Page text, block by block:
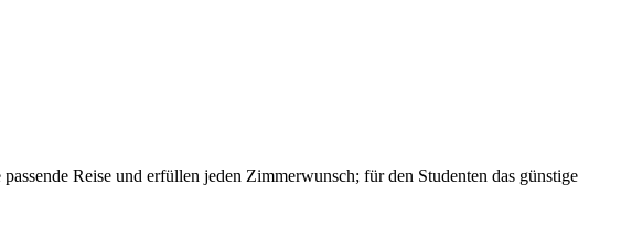
Reise und erfüllen jeden Zimmerwunsch; für den Studenten das günstige